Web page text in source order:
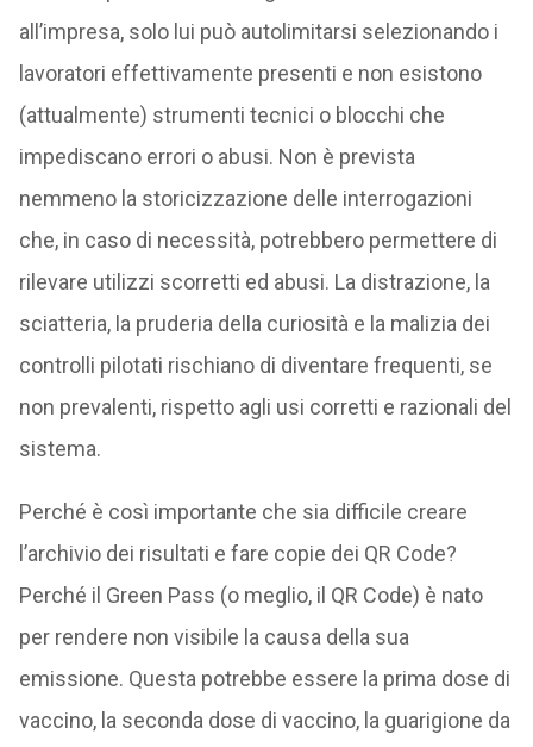
all’impresa, solo lui può autolimitarsi selezionando i
lavoratori effettivamente presenti e non esistono
(attualmente) strumenti tecnici o blocchi che
impediscano errori o abusi. Non è prevista
nemmeno la storicizzazione delle interrogazioni
che, in caso di necessità, potrebbero permettere di
rilevare utilizzi scorretti ed abusi. La distrazione, la
sciatteria, la pruderia della curiosità e la malizia dei
controlli pilotati rischiano di diventare frequenti, se
non prevalenti, rispetto agli usi corretti e razionali del
sistema.
Perché è così importante che sia difficile creare
l’archivio dei risultati e fare copie dei QR Code?
Perché il Green Pass (o meglio, il QR Code) è nato
per rendere non visibile la causa della sua
emissione. Questa potrebbe essere la prima dose di
vaccino, la seconda dose di vaccino, la guarigione da